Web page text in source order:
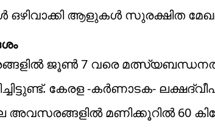
ആളുകൾ സുരക്ഷിത
ജൂൺ 7 വരെ
കേരള -കർണാടക-
അവസരങ്ങളിൽ മണിക്കൂറിൽ 60